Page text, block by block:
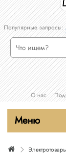
Популярные запросы:
О нас
Меню
Электротовары